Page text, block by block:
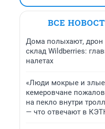
ВСЕ
Дома полыхают, дрон
склад Wildberries:
налетах
«Люди мокрые и
кемеровчане
на пекло внутри
— что отвечают в